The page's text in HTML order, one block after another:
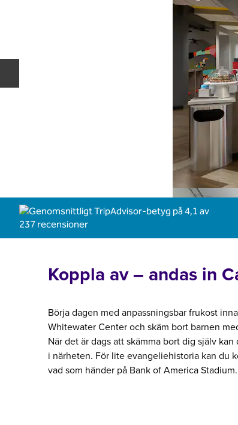
Koppla av – andas in
Börja dagen med anpassningsbar frukost
Whitewater Center och skäm bort barnen
När det är dags att skämma bort dig själv
i närheten. För lite evangeliehistoria kan du
vad som händer på Bank of America